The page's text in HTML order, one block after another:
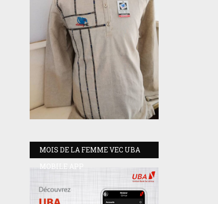
MOIS DE LA FEMME VEC UBA
MOBILE APP